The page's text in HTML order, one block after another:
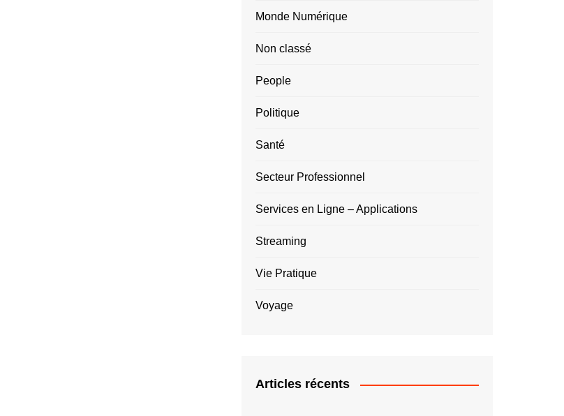
Monde Numérique
Non classé
People
Politique
Santé
Secteur Professionnel
Services en Ligne – Applications
Streaming
Vie Pratique
Voyage
Articles récents